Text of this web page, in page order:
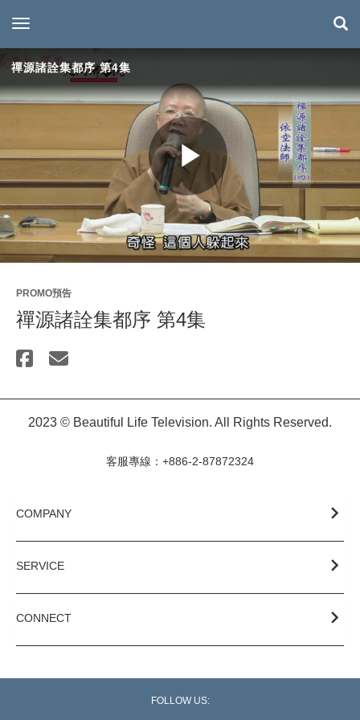
toggle navigation
禪源諸詮集都序 第4集
Play
Video
PROMO預告
禪源諸詮集都序 第4集
2023 © Beautiful Life Television. All Rights Reserved.
客服專線：+886-2-87872324
COMPANY
SERVICE
CONNECT
FOLLOW US: